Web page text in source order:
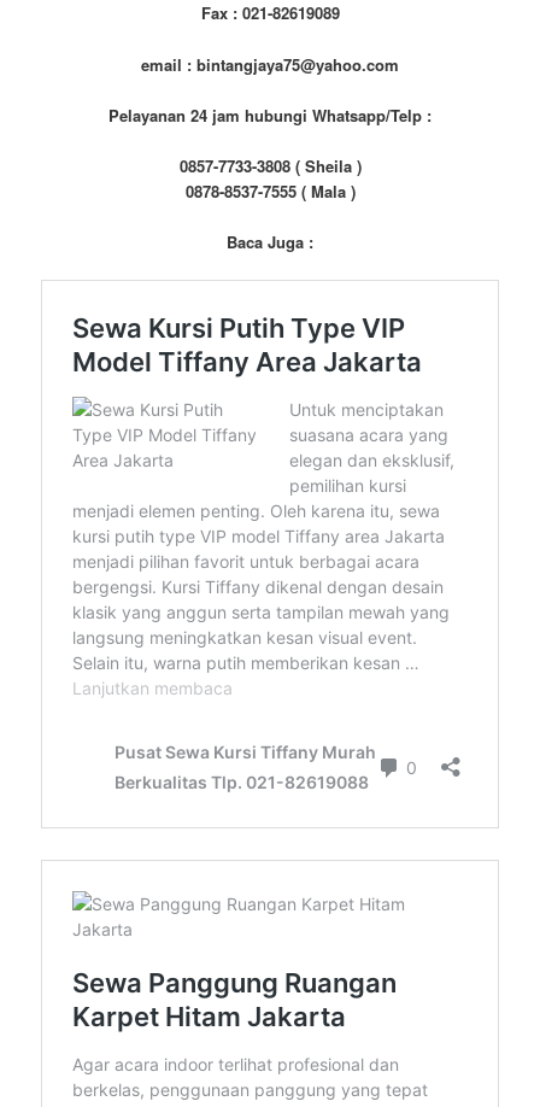
Fax : 021-82619089
email : bintangjaya75@yahoo.com
Pelayanan 24 jam hubungi Whatsapp/Telp :
0857-7733-3808 ( Sheila )
0878-8537-7555 ( Mala )
Baca Juga :